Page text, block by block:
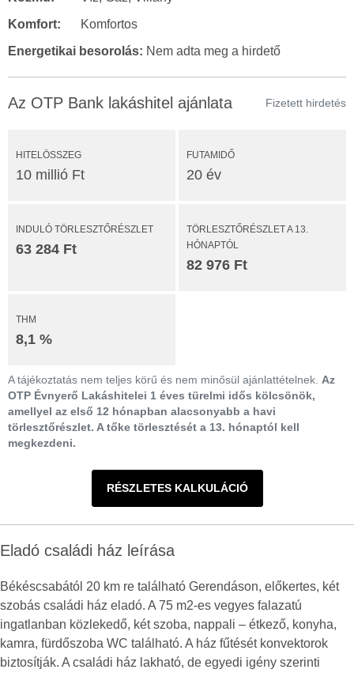
Komfort:
Komfortos
Energetikai besorolás: Nem adta meg a hirdető
Az OTP Bank lakáshitel ajánlata Fizetett hirdetés
HITELÖSSZEG
10 millió Ft
FUTAMIDŐ
20 év
INDULÓ TÖRLESZTŐRÉSZLET
63 284 Ft
TÖRLESZTŐRÉSZLET A 13.
HÓNAPTÓL
82 976 Ft
THM
8,1 %
A tájékoztatás nem teljes körű és nem minősül ajánlattételnek. Az
OTP Évnyerő Lakáshitelei 1 éves türelmi idős kölcsönök,
amellyel az első 12 hónapban alacsonyabb a havi
törlesztőrészlet. A tőke törlesztését a 13. hónaptól kell
megkezdeni.
RÉSZLETES KALKULÁCIÓ
Eladó családi ház leírása
Békéscsabától 20 km re található Gerendáson, előkertes, két
szobás családi ház eladó. A 75 m2-es vegyes falazatú
ingatlanban közlekedő, két szoba, nappali – étkező, konyha,
kamra, fürdőszoba WC található. A ház fűtését konvektorok
biztosítják. A családi ház lakható, de egyedi igény szerinti